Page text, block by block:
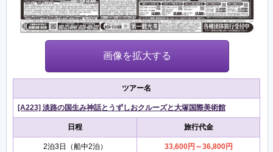
画像を拡大する
ツアー名
[A223] 淡路の国生み神話とうずしおクルーズと大塚国際美術館
日程 旅行代金
2泊3日（船中2泊） 33,600円～36,800円